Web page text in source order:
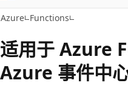
Azure Functions
适用于 Azure
Azure 事件中